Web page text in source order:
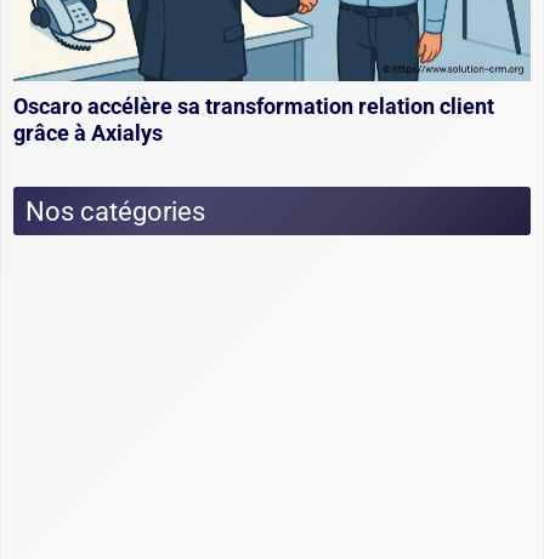
Oscaro accélère sa transformation relation client
grâce à Axialys
Nos catégories